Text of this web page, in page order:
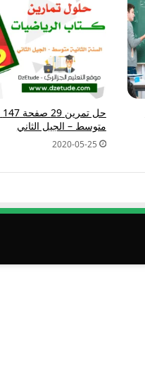
متوسط – الجيل الثاني
2020-05-25